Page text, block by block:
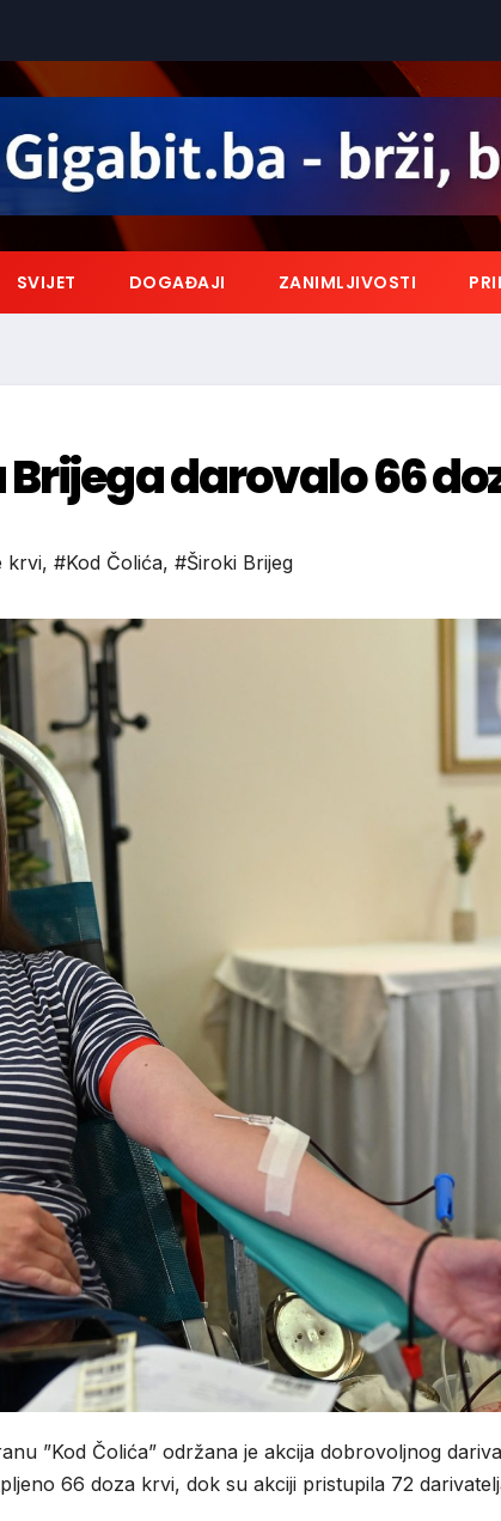
SVIJET DOGAĐAJI ZANIMLJIVOSTI
darovalo 66
krvi, #Kod Čolića, #Široki Brijeg
”Kod Čolića” održana je akcija dobrovoljnog
66 doza krvi, dok su akciji pristupila 72